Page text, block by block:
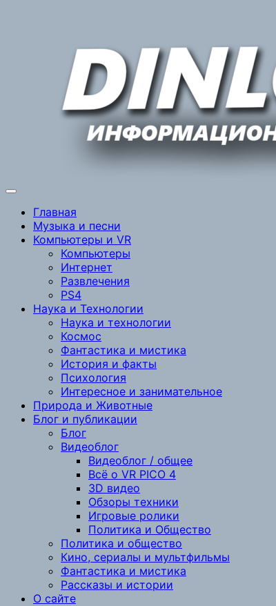
Главная
Музыка и песни
Компьютеры и VR
Компьютеры
Интернет
Развлечения
PS4
Наука и Технологии
Наука и технологии
Космос
Фантастика и мистика
История и факты
Психология
Интересное и занимательное
Природа и Животные
Блог и публикации
Блог
Видеоблог
Видеоблог / общее
Всё о VR PICO 4
3D видео
Обзоры техники
Игровые ролики
Политика и Общество
Политика и общество
Кино, сериалы и мультфильмы
Фантастика и мистика
Рассказы и истории
О сайте